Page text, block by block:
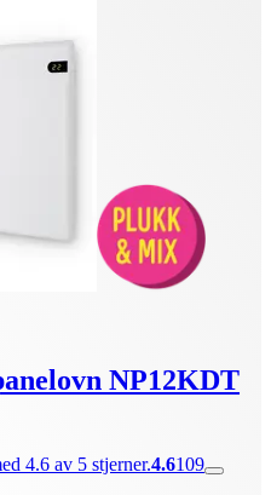
NP12KDT
4.6 av 5 stjerner.4.6109